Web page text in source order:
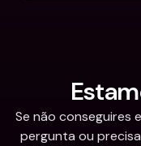
Se não conseguires
pergunta ou